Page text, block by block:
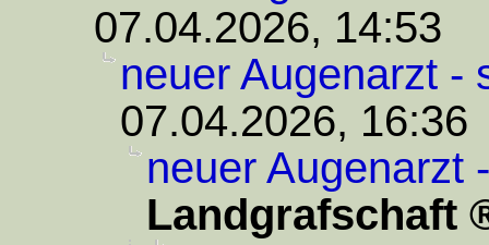
07.04.2026, 14:53
neuer Augenarzt -
07.04.2026, 16:36
neuer Augenarzt
Landgrafschaft